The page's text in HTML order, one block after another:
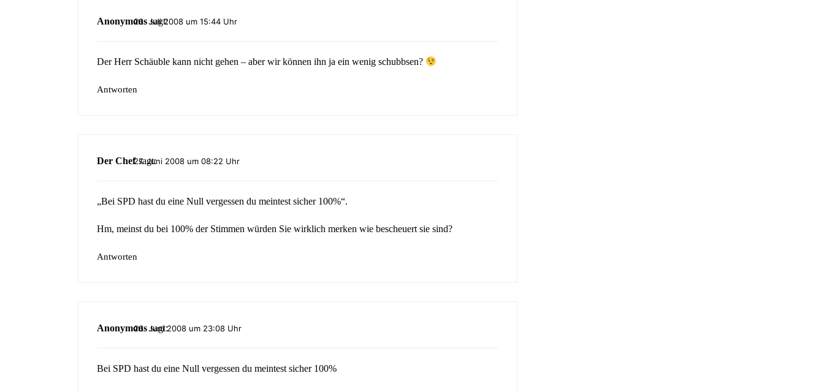
Anonymous sagt:
26. Juli 2008 um 15:44 Uhr
Der Herr Schäuble kann nicht gehen – aber wir können ihn ja ein wenig schubbsen?
Antworten
Der Chef sagt:
27. Juni 2008 um 08:22 Uhr
„Bei SPD hast du eine Null vergessen du meintest sicher 100%“.
Hm, meinst du bei 100% der Stimmen würden Sie wirklich merken wie bescheuert sie sind?
Antworten
Anonymous sagt:
26. Juni 2008 um 23:08 Uhr
Bei SPD hast du eine Null vergessen du meintest sicher 100%